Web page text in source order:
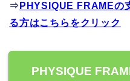
⇒ PHYSIQUE FRAMEの
る方はこちらをクリック
PHYSIQUE